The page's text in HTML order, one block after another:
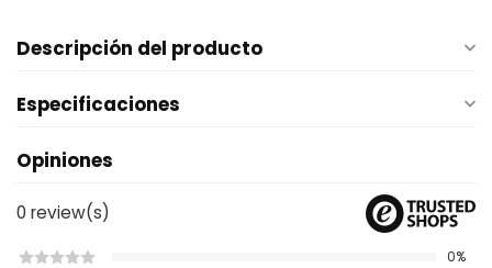
Descripción del producto
Especificaciones
Opiniones
0 review(s)
0%